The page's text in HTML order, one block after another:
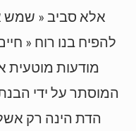
אלא סביב « שמש
להפיח בנו רוח «
מודעות מוטעית
המוסתר על ידי
הדת הינה רק